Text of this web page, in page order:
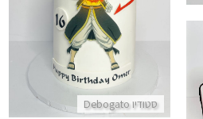
סטודיו Debogato
התקשר/י